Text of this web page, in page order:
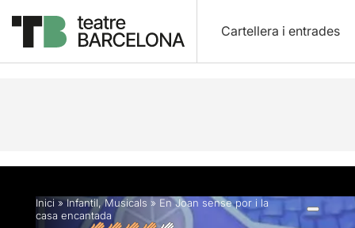
Cartellera i entrades
Descripció Horaris Fitxa artística Fotos i
Inici »Infantil,Musicals » En Joan sense por i la
casa encantada